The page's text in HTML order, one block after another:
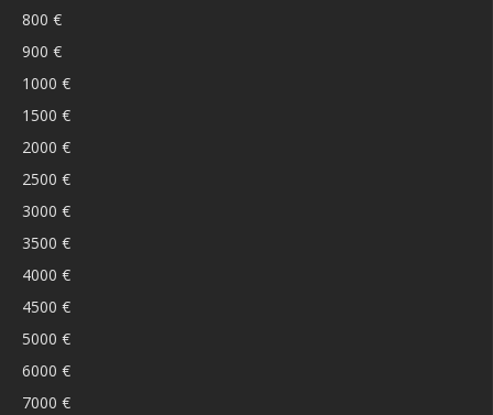
800 €
900 €
1000 €
1500 €
2000 €
2500 €
3000 €
3500 €
4000 €
4500 €
5000 €
6000 €
7000 €